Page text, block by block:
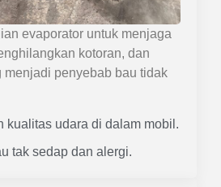
evaporator untuk menjaga
kotoran, dan
menjadi penyebab bau tidak
kualitas udara di dalam mobil.
tak sedap dan alergi.